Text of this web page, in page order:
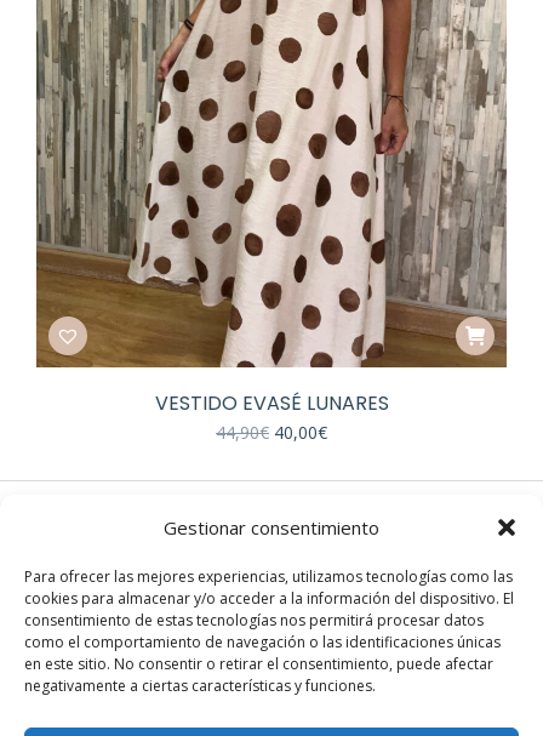
Gestionar consentimiento
Para ofrecer las mejores experiencias, utilizamos tecnologías como las
cookies para almacenar y/o acceder a la información del dispositivo. El
consentimiento de estas tecnologías nos permitirá procesar datos
como el comportamiento de navegación o las identificaciones únicas
en este sitio. No consentir o retirar el consentimiento, puede afectar
negativamente a ciertas características y funciones.
VESTIDO EVASÉ LUNARES
44,90€ El
original
44,90€.
40,00€El
actual
40,00€.
Instagram
Facebook